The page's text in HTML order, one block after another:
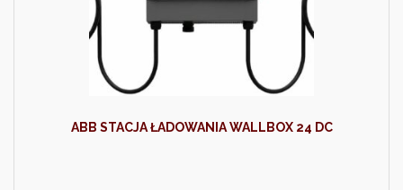
ABB STACJA ŁADOWANIA WALLBOX 24 DC